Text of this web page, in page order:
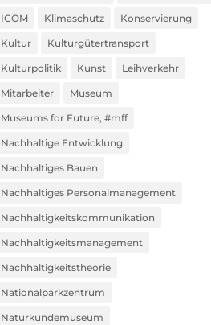
ICOM Klimaschutz Konservierung
Kultur Kulturgütertransport
Kulturpolitik Kunst Leihverkehr
Mitarbeiter Museum
Museums for Future, #mff
Nachhaltige Entwicklung
Nachhaltiges Bauen
Nachhaltiges Personalmanagement
Nachhaltigkeitskommunikation
Nachhaltigkeitsmanagement
Nachhaltigkeitstheorie
Nationalparkzentrum
Naturkundemuseum